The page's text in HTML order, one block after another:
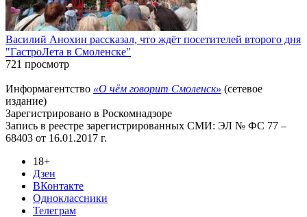
Василий Анохин рассказал, что ждёт посетителей второго дня
"ГастроЛета в Смоленске"
721 просмотр
Информагентство «О чём говорит Смоленск» (сетевое
издание)
Зарегистрировано в Роскомнадзоре
Запись в реестре зарегистрированных СМИ: ЭЛ № ФС 77 –
68403 от 16.01.2017 г.
18+
Дзен
ВКонтакте
Одноклассники
Телеграм